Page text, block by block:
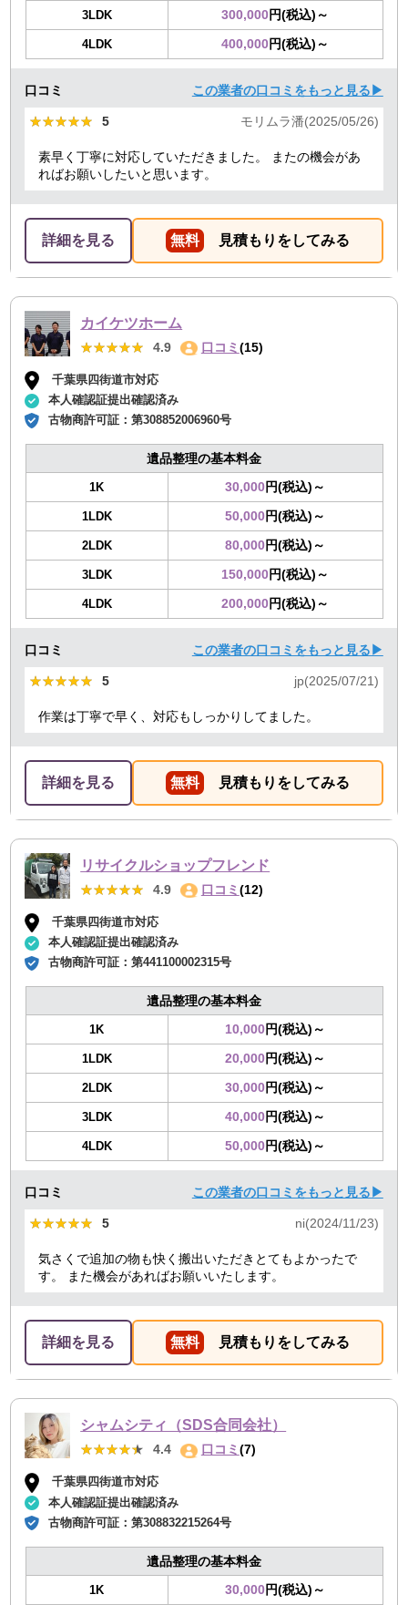
3LDK 300,000円(税込)～
4LDK 400,000円(税込)～
口コミ この業者の口コミをもっと見る▶
★★★★★
★★★★★ 5 モリムラ潘(2025/05/26)
素早く丁寧に対応していただきました。 またの機会があ
ればお願いしたいと思います。
詳細を見る 無料 見積もりをしてみる
カイケツホーム
★★★★★
★★★★★ 4.9 口コミ (15)
千葉県四街道市対応
本人確認証提出確認済み
古物商許可証：第308852006960号
遺品整理の基本料金
1K 30,000円(税込)～
1LDK 50,000円(税込)～
2LDK 80,000円(税込)～
3LDK 150,000円(税込)～
4LDK 200,000円(税込)～
口コミ この業者の口コミをもっと見る▶
★★★★★
★★★★★ 5 jp(2025/07/21)
作業は丁寧で早く、対応もしっかりしてました。
詳細を見る 無料 見積もりをしてみる
リサイクルショップフレンド
★★★★★
★★★★★ 4.9 口コミ (12)
千葉県四街道市対応
本人確認証提出確認済み
古物商許可証：第441100002315号
遺品整理の基本料金
1K 10,000円(税込)～
1LDK 20,000円(税込)～
2LDK 30,000円(税込)～
3LDK 40,000円(税込)～
4LDK 50,000円(税込)～
口コミ この業者の口コミをもっと見る▶
★★★★★
★★★★★ 5 ni(2024/11/23)
気さくで追加の物も快く搬出いただきとてもよかったで
す。 また機会があればお願いいたします。
詳細を見る 無料 見積もりをしてみる
シャムシティ（SDS合同会社）
★★★★★
★★★★★ 4.4 口コミ(7)
千葉県四街道市対応
本人確認証提出確認済み
古物商許可証：第308832215264号
遺品整理の基本料金
1K 30,000円(税込)～